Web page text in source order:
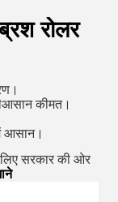
रोलर
।
आसान कीमत।
आसान।
सरकार की ओर